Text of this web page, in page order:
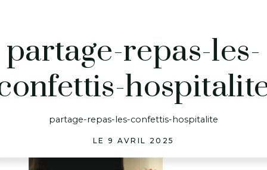
partage-repas-les-
partage-repas-les-confettis-hospitalite
LE 9 AVRIL 2025